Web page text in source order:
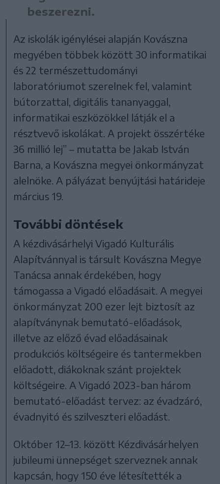
beszerezni.
Az iskolák igénylései alapján Kovászna
megyében többek között 30 informatikai
és 22 természettudományi
laboratóriumot szerelnek fel, valamint
bútorzattal, digitális tananyaggal,
informatikai eszközökkel látják el a
résztvevő iskolákat. A projekt összértéke
36 millió lej” – mutatta be Jakab István
Barna, a Kovászna megyei önkormányzat
alelnöke. A pályázat benyújtási határideje
március 19.
További döntések
A kézdivásárhelyi Vigadó Kulturális
Alapítvánnyal is társult Kovászna Megye
Tanácsa annak érdekében, hogy
támogassa a Vigadó előadásait. A megyei
önkormányzat 200 ezer lejt biztosít az
alapítványnak bemutató-előadások,
illetve az előző évad előadásainak
produkciós költségeire és tantermekben
előadott, diákoknak szánt projektek
költségeire. A Vigadó 2023-ban három
bemutató-előadást tervez: az évadzáró,
évadnyitó és szilveszteri előadást.
Október 12–13. között Kézdivásárhelyen
jubileumi ünnepséget szerveznek annak
kapcsán, hogy 150 éve létesítették a